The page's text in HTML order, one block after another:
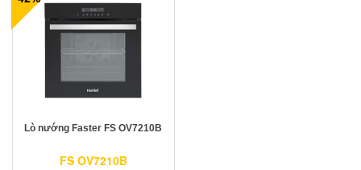
Lò nướng Faster FS OV7210B
FS OV7210B